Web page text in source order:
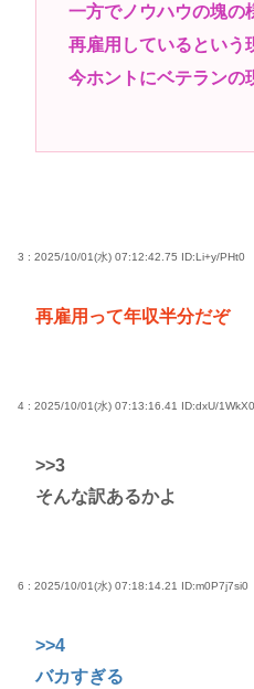
一方でノウハウの塊の
再雇用しているという
今ホントにベテランの
3 : 2025/10/01(水) 07:12:42.75 ID:Li+y/PHt0
再雇用って年収半分だぞ
4 : 2025/10/01(水) 07:13:16.41 ID:dxU/1WkX0
>>3
そんな訳あるかよ
6 : 2025/10/01(水) 07:18:14.21 ID:m0P7j7si0
>>4
バカすぎる